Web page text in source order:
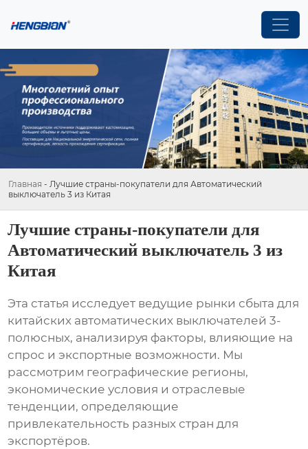
Главная - Лучшие страны-покупатели для Автоматический
выключатель 3 из Китая
Лучшие страны-покупатели для
Автоматический выключатель 3 из
Китая
Эта статья исследует ведущие рынки сбыта для
китайских автоматических выключателей 3-
полюсных, анализируя факторы, влияющие на
спрос и экспортные возможности. Мы
рассмотрим географические регионы,
экономические условия и отраслевые
тенденции, определяющие
привлекательность разных стран для
экспортёров.